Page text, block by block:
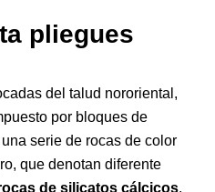
pliegues
del talud nororiental,
por bloques de
serie de rocas de color
que denotan diferente
de silicatos cálcicos,